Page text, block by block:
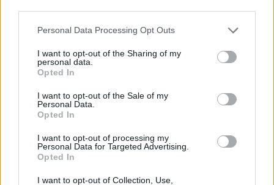
Personal Data Processing Opt Outs
I want to opt-out of the Sharing of my
personal data.
Opted In
I want to opt-out of the Sale of my
Personal Data.
Opted In
I want to opt-out of processing my
Personal Data for Targeted Advertising.
Opted In
I want to opt-out of Collection, Use,